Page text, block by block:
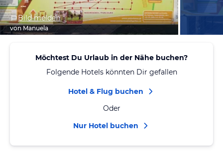
Bild melden
von Manuela
Möchtest Du Urlaub in der Nähe buchen?
Folgende Hotels könnten Dir gefallen
Hotel & Flug buchen
Oder
Nur Hotel buchen